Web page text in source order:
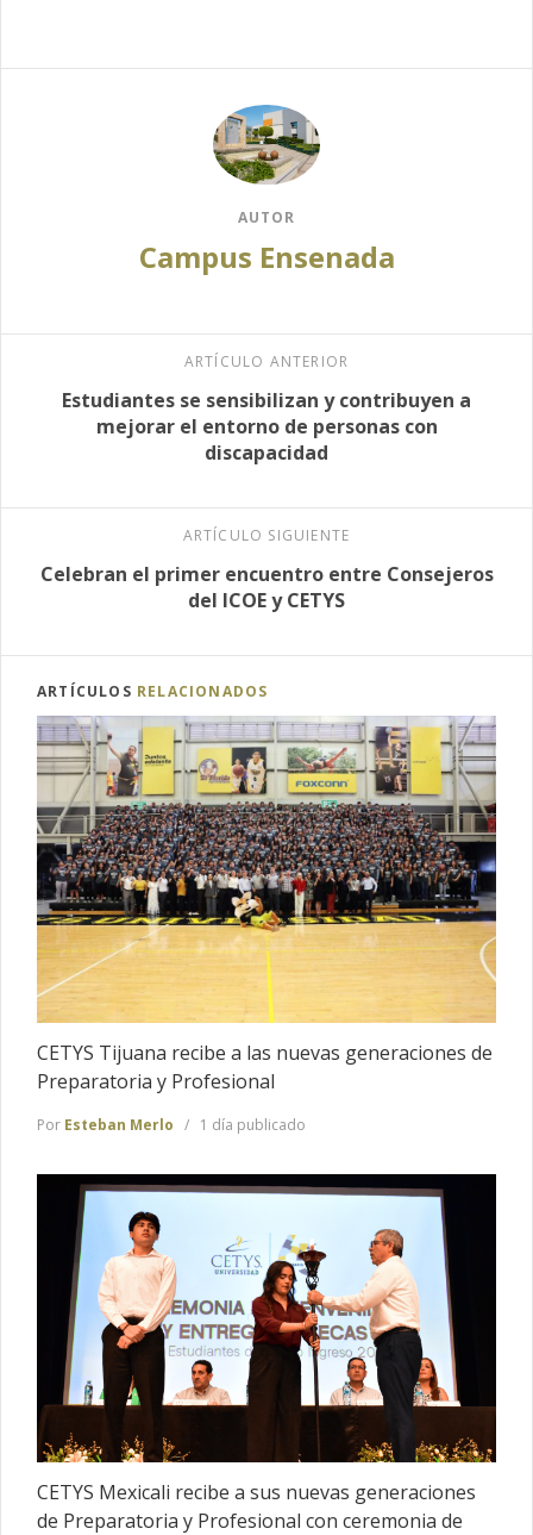
AUTOR
Campus Ensenada
ARTÍCULO ANTERIOR
Estudiantes se sensibilizan y contribuyen a
mejorar el entorno de personas con
discapacidad
ARTÍCULO SIGUIENTE
Celebran el primer encuentro entre Consejeros
del ICOE y CETYS
ARTÍCULOS RELACIONADOS
CETYS Tijuana recibe a las nuevas generaciones de
Preparatoria y Profesional
Por Esteban Merlo 1 día publicado
CETYS Mexicali recibe a sus nuevas generaciones
de Preparatoria y Profesional con ceremonia de